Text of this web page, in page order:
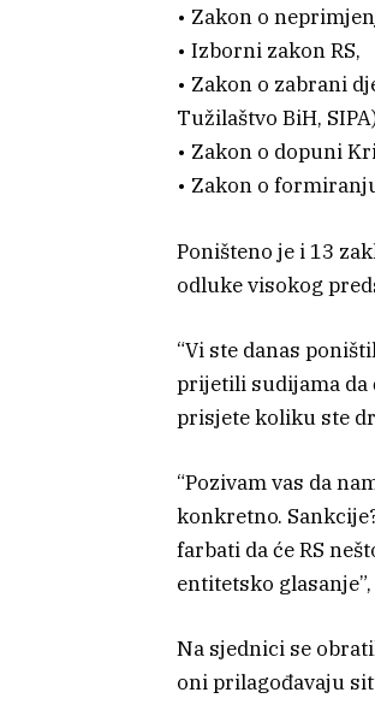
• Zakon o
• Izborni zakon RS,
• Zakon o zabrani
Tužilaštvo BiH,
• Zakon o dopuni
• Zakon o
Poništeno je i 13
odluke visokog
“Vi ste danas
prijetili sudijama da
prisjete koliku ste
“Pozivam vas da
konkretno.
farbati da će RS
entitetsko
Na sjednici se
oni prilagođavaju